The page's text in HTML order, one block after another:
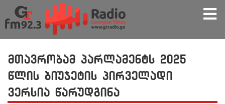
მთავრობამ პარლამენტს 2025
წლის ბიუჯეტის პირველადი
ვერსია წარუდგინა